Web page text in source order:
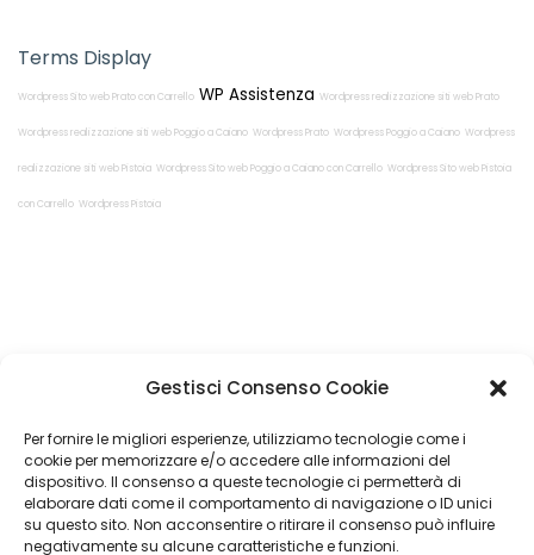
Gestisci Consenso Cookie
Per fornire le migliori esperienze, utilizziamo tecnologie come i
cookie per memorizzare e/o accedere alle informazioni del
dispositivo. Il consenso a queste tecnologie ci permetterà di
elaborare dati come il comportamento di navigazione o ID unici
su questo sito. Non acconsentire o ritirare il consenso può influire
negativamente su alcune caratteristiche e funzioni.
Terms Display
Wordpress Sito web Prato con Carrello WP Assistenza Wordpress realizzazione siti web Prato
Wordpress realizzazione siti web Poggio a Caiano Wordpress Prato Wordpress Poggio a Caiano Wordpress
realizzazione siti web Pistoia Wordpress Sito web Poggio a Caiano con Carrello Wordpress Sito web Pistoia
con Carrello Wordpress Pistoia
Restiamo in
contatto!
Come possiamo Aiutarti?